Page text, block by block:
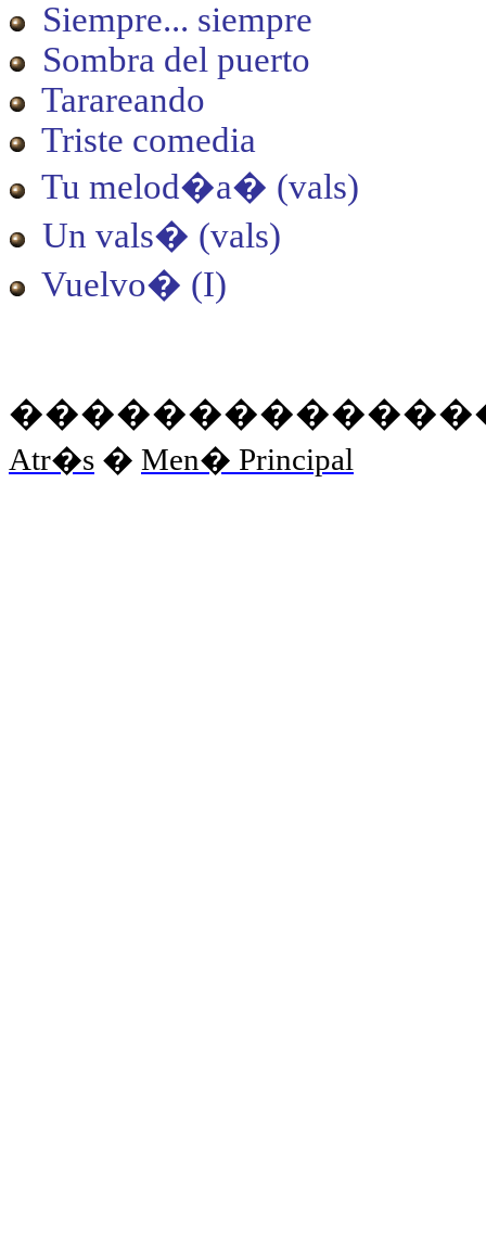
Siempre... siempre
Sombra del puerto
Tarareando
Triste comedia
Tu melod�a� (vals)
Un vals� (vals)
Vuelvo� (I)
Atr�s � Men� Principal